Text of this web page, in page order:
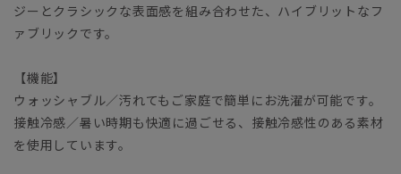
ジーとクラシックな表面感を組み合わせた、ハイブリットなフ
ァブリックです。
【機能】
ウォッシャブル／汚れてもご家庭で簡単にお洗濯が可能です。
接触冷感／暑い時期も快適に過ごせる、接触冷感性のある素材
を使用しています。